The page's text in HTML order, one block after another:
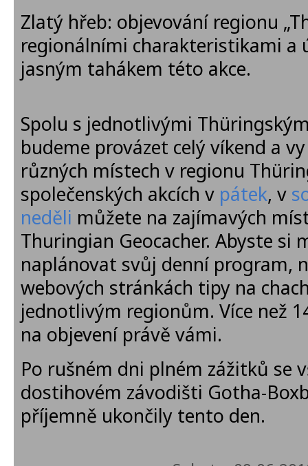
Zlatý hřeb: objevování regionu
regionálními charakteristikami a
jasným tahákem této akce.
Spolu s jednotlivými
budeme provázet celý víkend a
různých místech v regionu
společenských akcích v pátek, v
neděli můžete na zajímavých
Thuringian Geocacher. Abyste si
naplánovat svůj denní program,
webových stránkách tipy na
jednotlivým regionům. Více než
na objevení právě vámi.
Po rušném dni plném zážitků se
dostihovém závodišti Gotha-
příjemně ukončily tento den.